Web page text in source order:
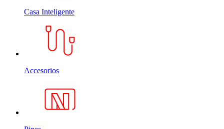
Casa Inteligente
Accesorios